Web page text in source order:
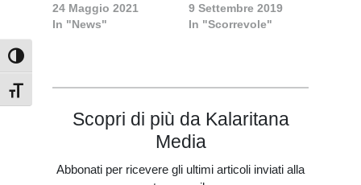
Attiva/disattiva alto contrasto
Attiva/disattiva dimensione testo
Teologica
24 Maggio 2021
In "News"
Sardegna
9 Settembre 2019
In "Scorrevole"
Scopri di più da Kalaritana
Media
Abbonati per ricevere gli ultimi articoli inviati alla